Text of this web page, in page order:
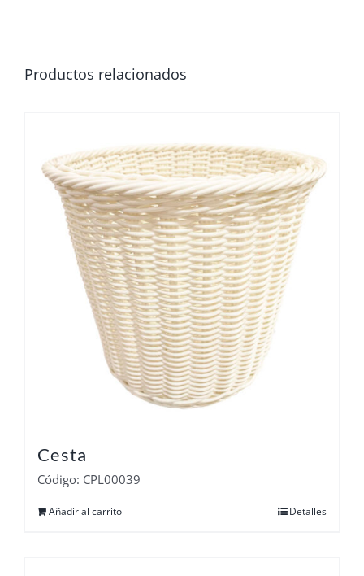
Productos relacionados
Cesta
Código: CPL00039
Añadir al carrito Detalles